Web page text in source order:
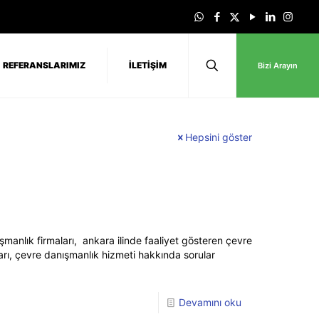
REFERANSLARIMIZ İLETİŞİM Bizi Arayın
Hepsini göster
firmaları, ankara ilinde faaliyet gösteren çevre
çevre danışmanlık hizmeti hakkında sorular
Devamını oku